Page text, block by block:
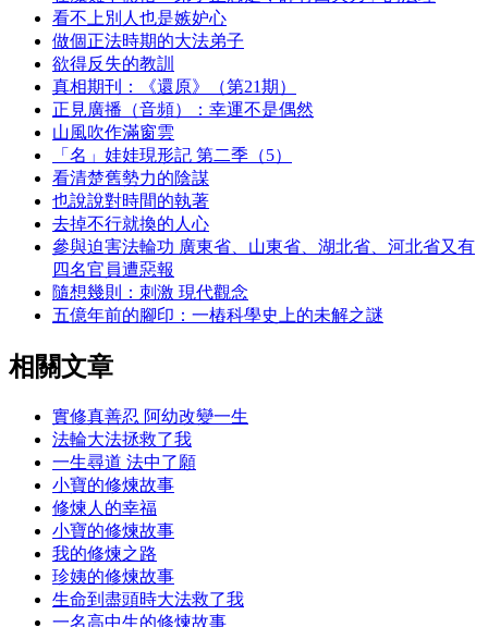
看不上別人也是嫉妒心
做個正法時期的大法弟子
欲得反失的教訓
真相期刊：《還原》（第21期）
正見廣播（音頻）：幸運不是偶然
山風吹作滿窗雲
「名」娃娃現形記 第二季（5）
看清楚舊勢力的陰謀
也說說對時間的執著
去掉不行就換的人心
參與迫害法輪功 廣東省、山東省、湖北省、河北省又有
四名官員遭惡報
隨想幾則：刺激 現代觀念
五億年前的腳印：一樁科學史上的未解之謎
相關文章
實修真善忍 阿幼改變一生
法輪大法拯救了我
一生尋道 法中了願
小寶的修煉故事
修煉人的幸福
小寶的修煉故事
我的修煉之路
珍姨的修煉故事
生命到盡頭時大法救了我
一名高中生的修煉故事